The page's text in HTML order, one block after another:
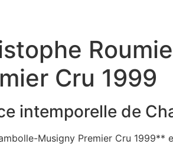
Cru 1999
intemporelle de
Musigny Premier Cru 1999**